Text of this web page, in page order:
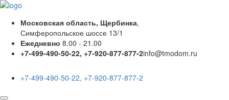
Московская область, Щербинка,
Симферопольское шоссе 13/1
Ежедневно 8.00 - 21.00
+7-499-490-50-22, +7-920-877-877-2info@tmodom.ru
+7-499-490-50-22, +7-920-877-877-2